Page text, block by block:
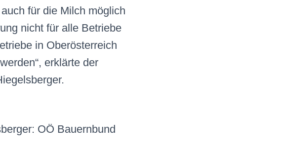
für die Milch möglich
nicht für alle Betriebe
in Oberösterreich
erklärte der
OÖ Bauernbund